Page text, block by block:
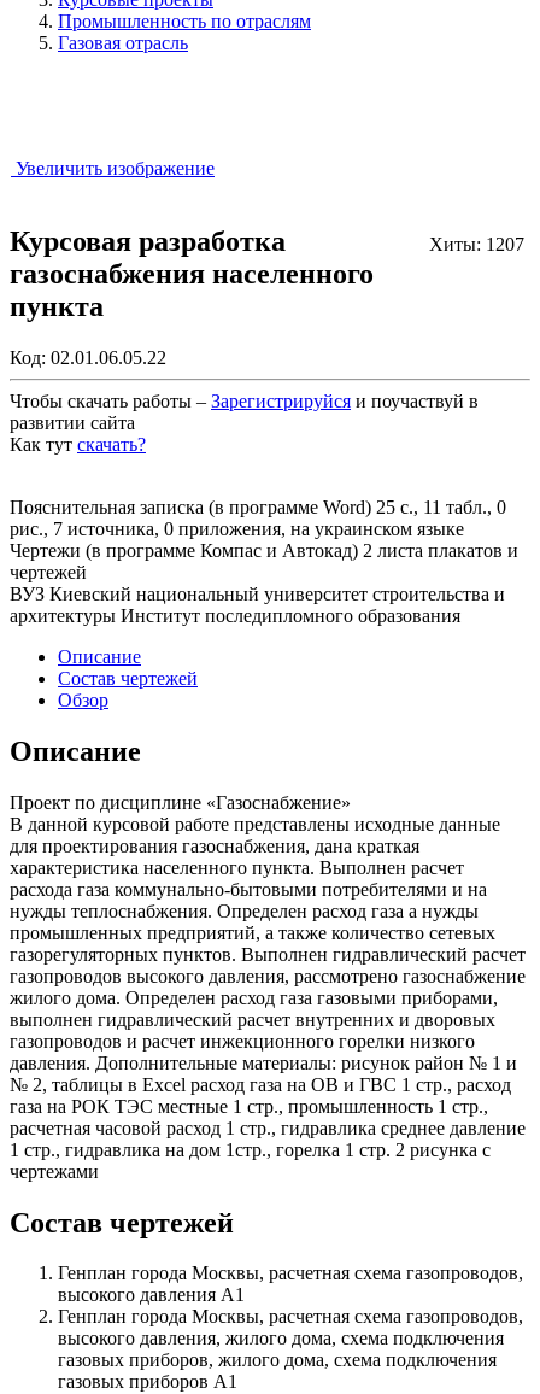
Промышленность по отраслям
Газовая отрасль
Увеличить изображение
Хиты: 1207
Курсовая разработка
газоснабжения населенного
пункта
Код: 02.01.06.05.22
Чтобы скачать работы – Зарегистрируйся и поучаствуй в
развитии сайта
Как тут скачать?
Пояснительная записка (в программе Word) 25 с., 11 табл., 0
рис., 7 источника, 0 приложения, на украинском языке
Чертежи (в программе Компас и Автокад) 2 листа плакатов и
чертежей
ВУЗ Киевский национальный университет строительства и
архитектуры Институт последипломного образования
Описание
Состав чертежей
Обзор
Описание
Проект по дисциплине «Газоснабжение»
В данной курсовой работе представлены исходные данные
для проектирования газоснабжения, дана краткая
характеристика населенного пункта. Выполнен расчет
расхода газа коммунально-бытовыми потребителями и на
нужды теплоснабжения. Определен расход газа а нужды
промышленных предприятий, а также количество сетевых
газорегуляторных пунктов. Выполнен гидравлический расчет
газопроводов высокого давления, рассмотрено газоснабжение
жилого дома. Определен расход газа газовыми приборами,
выполнен гидравлический расчет внутренних и дворовых
газопроводов и расчет инжекционного горелки низкого
давления. Дополнительные материалы: рисунок район № 1 и
№ 2, таблицы в Excel расход газа на ОВ и ГВС 1 стр., расход
газа на РОК ТЭС местные 1 стр., промышленность 1 стр.,
расчетная часовой расход 1 стр., гидравлика среднее давление
1 стр., гидравлика на дом 1стр., горелка 1 стр. 2 рисунка с
чертежами
Состав чертежей
Генплан города Москвы, расчетная схема газопроводов,
высокого давления А1
Генплан города Москвы, расчетная схема газопроводов,
высокого давления, жилого дома, схема подключения
газовых приборов, жилого дома, схема подключения
газовых приборов А1